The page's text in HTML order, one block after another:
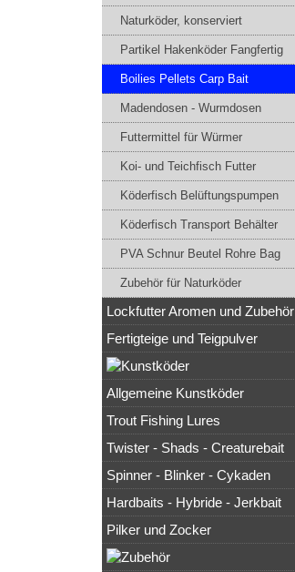
Naturköder, konserviert
Partikel Hakenköder Fangfertig
Boilies Pellets Carp Bait
Madendosen - Wurmdosen
Futtermittel für Würmer
Koi- und Teichfisch Futter
Köderfisch Belüftungspumpen
Köderfisch Transport Behälter
PVA Schnur Beutel Rohre Bag
Zubehör für Naturköder
Lockfutter Aromen und Zubehör
Fertigteige und Teigpulver
Allgemeine Kunstköder
Trout Fishing Lures
Twister - Shads - Creaturebait
Spinner - Blinker - Cykaden
Hardbaits - Hybride - Jerkbait
Pilker und Zocker